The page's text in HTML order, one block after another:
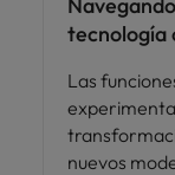
tecnología
Las
nuevos